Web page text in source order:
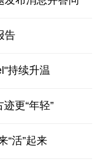
告
持续升温
更“年轻”
“活”起来